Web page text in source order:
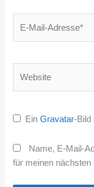
EinGravatar-Bild
Name, E-Mail-
für meinen